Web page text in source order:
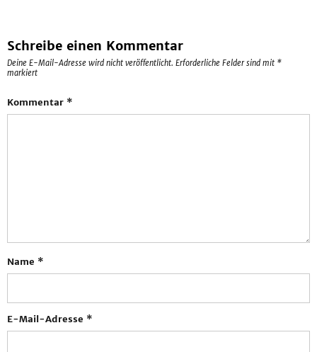
Schreibe einen Kommentar
Deine E-Mail-Adresse wird nicht veröffentlicht. Erforderliche Felder sind mit *
markiert
Kommentar *
Name *
E-Mail-Adresse *